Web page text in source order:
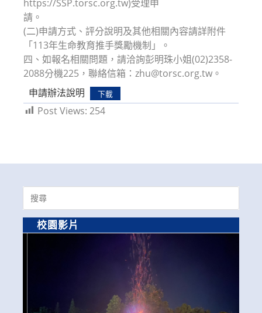
https://SSP.torsc.org.tw)受理申
請。
(二)申請方式、評分說明及其他相關內容請詳附件
「113年生命教育推手獎勵機制」。
四、如報名相關問題，請洽詢彭明珠小姐(02)2358-
2088分機225，聯絡信箱：zhu@torsc.org.tw。
申請辦法說明
下載
Post Views: 254
Search
for:
校園影片